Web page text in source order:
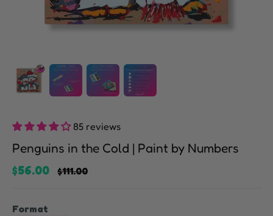
85 reviews
Penguins in the Cold | Paint by Numbers
$56.00 $111.00
Format